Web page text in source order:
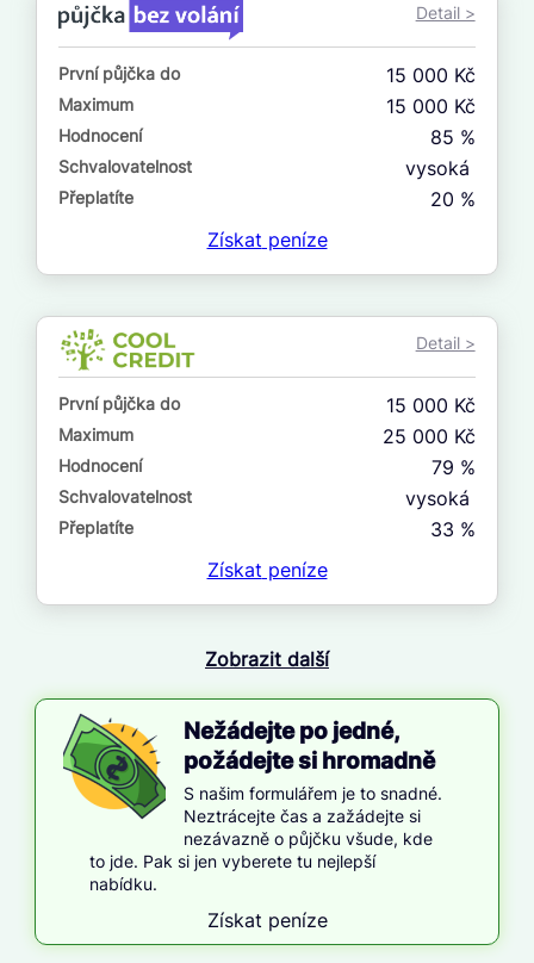
ne
V exekuci
ano
ne
V hotovosti
ano
ne
Detail >
První půjčka do 15 000 Kč
Maximum 15 000 Kč
Hodnocení 85 %
Schvalovatelnost vysoká
Přeplatíte
20 %
Získat peníze
Detail >
První půjčka do 15 000 Kč
Maximum 25 000 Kč
Hodnocení 79 %
Schvalovatelnost vysoká
Přeplatíte
33 %
Získat peníze
Zobrazit další
Nežádejte po jedné,
požádejte si hromadně
S našim formulářem je to snadné.
Neztrácejte čas a zažádejte si
nezávazně o půjčku všude, kde
to jde. Pak si jen vyberete tu nejlepší
nabídku.
Získat peníze